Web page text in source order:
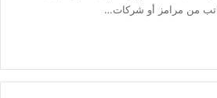
من مرامز أو شركات…